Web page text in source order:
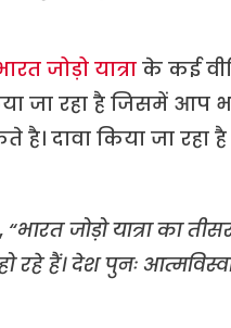
जोड़ो यात्राके कई
जा रहा है जिसमें आप
दावा किया जा रहा है
“भारत जोड़ो यात्रा का
रहे हैं। देश पुनः